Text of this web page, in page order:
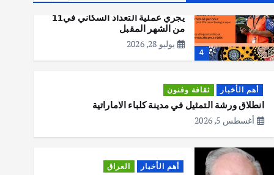
4
مكتب الإحصاءات الأسترالي (ABS)
يجري عملية التعداد السكاني في11
من الشهر المقبل
يوليو 28, 2026
أهم الأخبار ثقافة وفنون
انطلاق ورشة التمثيل في مدينة كلباء الاماراتية
أغسطس 5, 2026
أهم الأخبار العراق